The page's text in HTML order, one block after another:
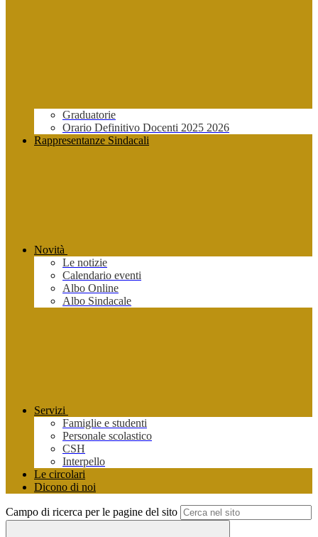
Graduatorie
Orario Definitivo Docenti 2025 2026
Rappresentanze Sindacali
Novità
Le notizie
Calendario eventi
Albo Online
Albo Sindacale
Servizi
Famiglie e studenti
Personale scolastico
CSH
Interpello
Le circolari
Dicono di noi
Campo di ricerca per le pagine del sito